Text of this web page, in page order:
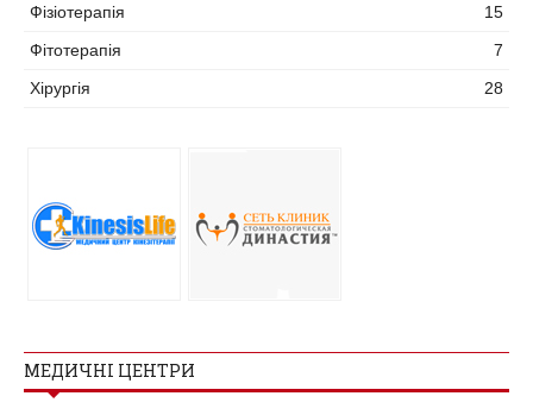
Фізіотерапія
15
Фітотерапія
7
Хірургія
28
МЕДИЧНІ ЦЕНТРИ